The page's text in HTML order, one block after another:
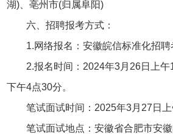
湖)、亳州市(归属阜阳)
六、招聘报考方式：
1.网络报名：安徽皖信标准化招聘
2.报名时间：2024年3月26日上
下午4点30分。
笔试面试时间：2025年3月27日
笔试面试地点：安徽省合肥市安